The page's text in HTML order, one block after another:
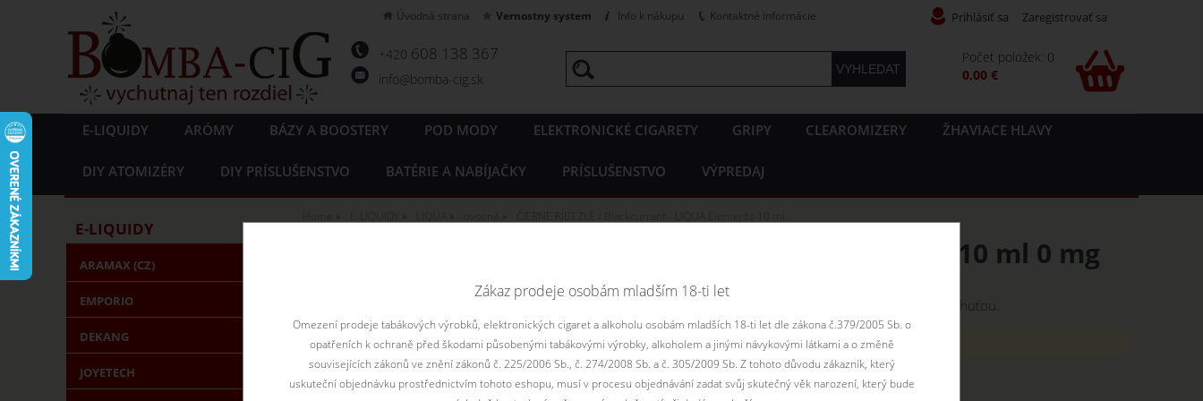
+420 608 138 367
info@bomba-cig.sk
E-LIQUIDY ARÓMY BÁZY A BOOSTERY POD MODY ELEKTRONICKÉ CIGARETY GRIPY CLEAROMIZERY ŽHAVIACE HLAVY
DIY ATOMIZÉRY DIY PRÍSLUŠENSTVO BATÉRIE A NABÍJAČKY PRÍSLUŠENSTVO VÝPREDAJ
Prihlásiť sa Zaregistrovať sa
Počet položek: 0
0,00 €
Úvodná strana Vernostny system Info k nákupu Kontaktné informácie
ČIERNE RÍBEZLE / Blackcurrant - LIQUA Elements 10 ml 0 mg
Čierne ríbezle majú sladkú chuť, ktorá sa podobá čerstvej marmeláde so sladkými a kyslými tónmi a čistou dochuťou.
Tento výrobok je určený na predaj len osobám starším ako 18 rokov.
Vyberte variantu:
E-LIQUIDY
ARAMAX (CZ)
EMPORIO
DEKANG
JOYETECH
Zákaz prodeje osobám mladším 18-ti let
Omezení prodeje tabákových výrobků, elektronických cigaret a alkoholu osobám mladších 18-ti let dle zákona č.379/2005 Sb. o
opatřeních k ochraně před škodami působenými tabákovými výrobky, alkoholem a jinými návykovými látkami a o změně
souvisejících zákonů ve znění zákonů č. 225/2006 Sb., č. 274/2008 Sb. a č. 305/2009 Sb. Z tohoto důvodu zákazník, který
uskuteční objednávku prostřednictvím tohoto eshopu, musí v procesu objednávání zadat svůj skutečný věk narození, který bude